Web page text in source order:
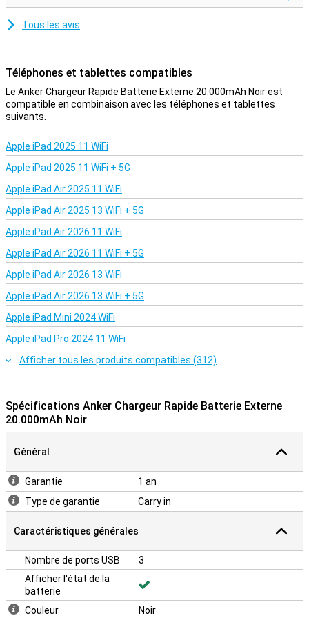
Tous les avis
Téléphones et tablettes compatibles
Le Anker Chargeur Rapide Batterie Externe 20.000mAh Noir est
compatible en combinaison avec les téléphones et tablettes
suivants.
Apple iPad 2025 11 WiFi
Apple iPad 2025 11 WiFi + 5G
Apple iPad Air 2025 11 WiFi
Apple iPad Air 2025 13 WiFi + 5G
Apple iPad Air 2026 11 WiFi
Apple iPad Air 2026 11 WiFi + 5G
Apple iPad Air 2026 13 WiFi
Apple iPad Air 2026 13 WiFi + 5G
Apple iPad Mini 2024 WiFi
Apple iPad Pro 2024 11 WiFi
Afficher tous les produits compatibles (312)
Spécifications Anker Chargeur Rapide Batterie Externe
20.000mAh Noir
Général
Garantie
1 an
Type de garantie
Carry in
Caractéristiques générales
Nombre de ports USB
3
Afficher l'état de la
batterie
Couleur
Noir